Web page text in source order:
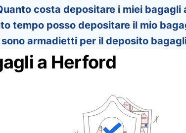
costa depositare i miei bagagli
tempo posso depositare il mio
sono armadietti per il deposito
a Herford